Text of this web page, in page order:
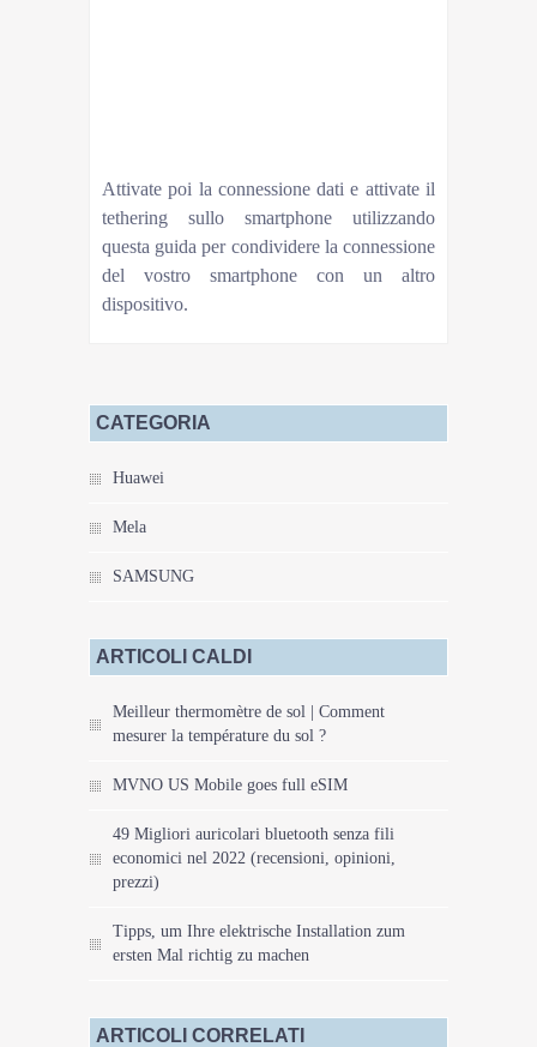
Attivate poi la connessione dati e attivate il
tethering sullo smartphone utilizzando
questa guida per condividere la connessione
del vostro smartphone con un altro
dispositivo.
CATEGORIA
Huawei
Mela
SAMSUNG
ARTICOLI CALDI
Meilleur thermomètre de sol | Comment
mesurer la température du sol ?
MVNO US Mobile goes full eSIM
49 Migliori auricolari bluetooth senza fili
economici nel 2022 (recensioni, opinioni,
prezzi)
Tipps, um Ihre elektrische Installation zum
ersten Mal richtig zu machen
ARTICOLI CORRELATI